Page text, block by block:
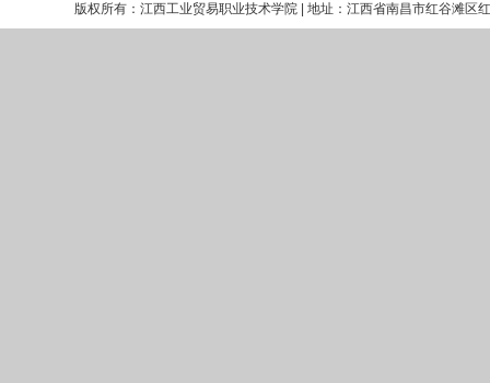
版权所有：江西工业贸易职业技术学院 | 地址：江西省南昌市红谷滩